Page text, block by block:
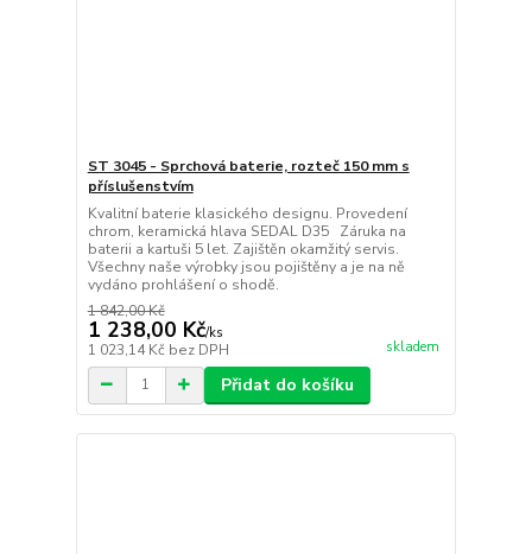
ST 3045 - Sprchová baterie, rozteč 150 mm s
příslušenstvím
Kvalitní baterie klasického designu. Provedení
chrom, keramická hlava SEDAL D35 Záruka na
baterii a kartuši 5 let. Zajištěn okamžitý servis.
Všechny naše výrobky jsou pojištěny a je na ně
vydáno prohlášení o shodě.
1 842,00 Kč
1 238,00 Kč/ks
1 023,14 Kč bez DPH skladem
Přidat do košíku